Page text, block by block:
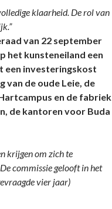
klaarheid. De rol van
van 22 september
het kunsteneiland een
een investeringskost
van de oude Leie, de
en de fabriek
de kantoren voor Buda
krijgen om zich te
commissie gelooft in het
vier jaar)